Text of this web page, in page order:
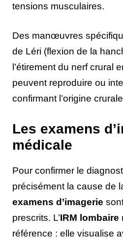
tensions musculaires.
Des manœuvres
de Léri (flexion de la
l’étirement du nerf crural
peuvent reproduire ou
confirmant l’origine
Les examens
médicale
Pour confirmer le
précisément la cause de
examens d’imagerie
prescrits. L’IRM lombaire
référence : elle visualise